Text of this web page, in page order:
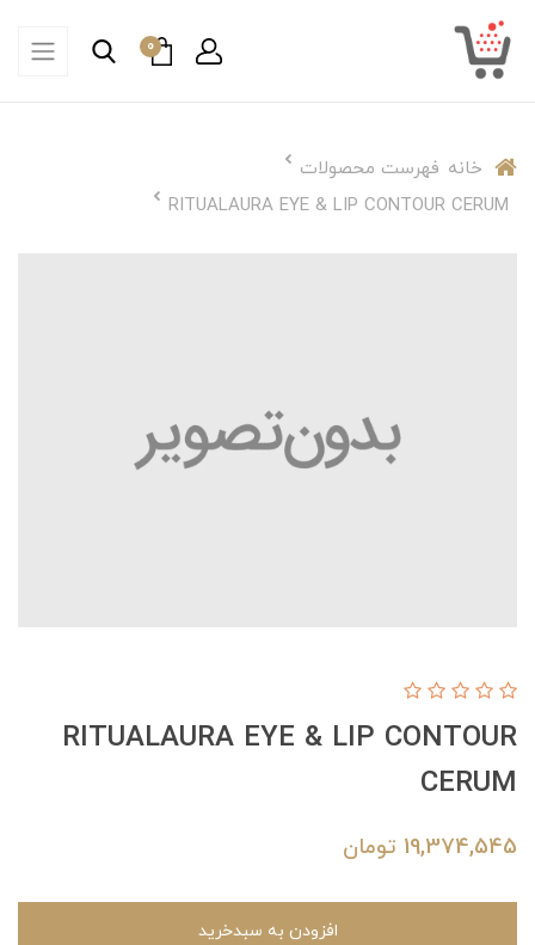
0
خانه فهرست محصولات
RITUALAURA EYE & LIP CONTOUR CERUM
RITUALAURA EYE & LIP CONTOUR
CERUM
19,374,545 تومان
افزودن به سبدخرید